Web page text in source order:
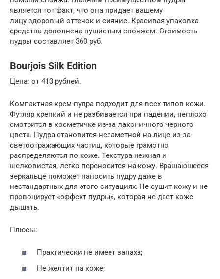
является тот факт, что она придает вашему
лицу здоровый оттенок и сияние. Красивая упаковка
средства дополнена пушистым спонжем. Стоимость
пудры составляет 360 руб.
Bourjois Silk Edition
Цена: от 413 рублей.
Компактная крем-пудра подходит для всех типов кожи.
Футляр крепкий и не разбивается при падении, неплохо
смотрится в косметичке из-за лаконичного черного
цвета. Пудра становится незаметной на лице из-за
светоотражающих частиц, которые грамотно
распределяются по коже. Текстура нежная и
шелковистая, легко переносится на кожу. Вращающееся
зеркальце поможет наносить пудру даже в
нестандартных для этого ситуациях. Не сушит кожу и не
провоцирует «эффект пудры», которая не дает коже
дышать.
Плюсы:
Практически не имеет запаха;
Не желтит на коже;